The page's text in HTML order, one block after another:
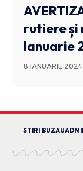
rutiere și
Ianuarie
8 IANUARIE 2024
STIRI BUZAU